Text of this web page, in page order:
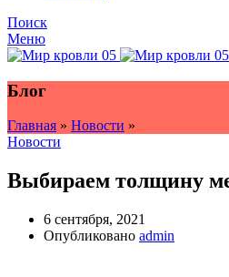
Поиск
Меню
Блог
Главная » Новости »
Новости
Выбираем толщину
6 сентября, 2021
Опубликовано admin